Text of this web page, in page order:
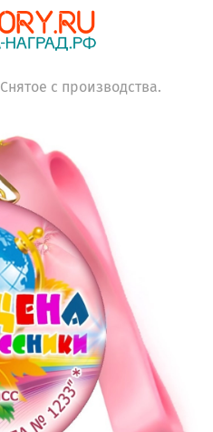
Снятое с производства.